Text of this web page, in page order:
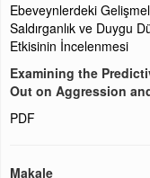
Ebeveynlerdeki
Saldırganlık ve Duygu
Etkisinin İncelenmesi
Examining the
Out on Aggression
PDF
Makale